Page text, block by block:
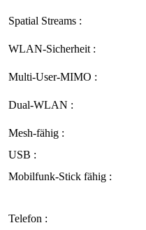
Spatial Streams :
WLAN-Sicherheit :
Multi-User-MIMO :
Dual-WLAN :
Mesh-fähig :
USB :
Mobilfunk-Stick fähig :
Telefon :